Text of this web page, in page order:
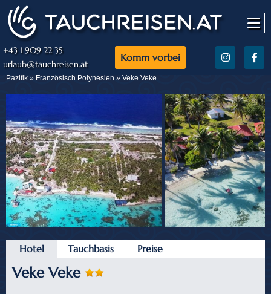
+43 1 909 22 35
urlaub@tauchreisen.at
Komm vorbei
Pazifik » Französisch Polynesien » Veke Veke
Hotel Tauchbasis Preise
Veke Veke